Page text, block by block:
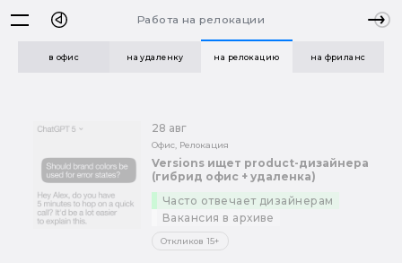
Работа на релокации
в офис на удаленку на релокацию на фриланс
28 авг
Офис, Релокация
Versions ищет product-дизайнера
(гибрид офис + удаленка)
Часто отвечает дизайнерам
Вакансия в архиве
Откликов 15+